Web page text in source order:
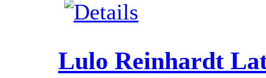
Lulo Reinhardt